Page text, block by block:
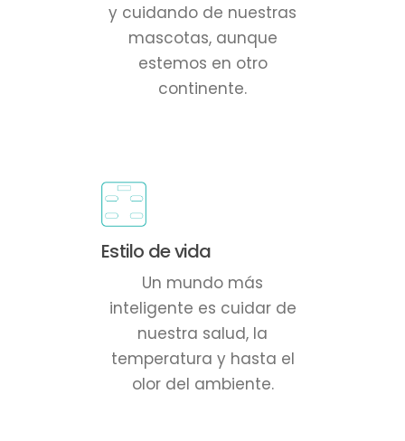
y cuidando de nuestras
mascotas, aunque
estemos en otro
continente.
Estilo de vida
Un mundo más
inteligente es cuidar de
nuestra salud, la
temperatura y hasta el
olor del ambiente.